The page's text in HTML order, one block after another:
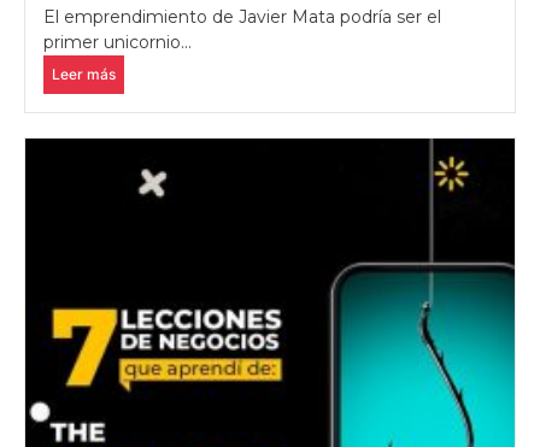
El emprendimiento de Javier Mata podría ser el
primer unicornio...
Leer más